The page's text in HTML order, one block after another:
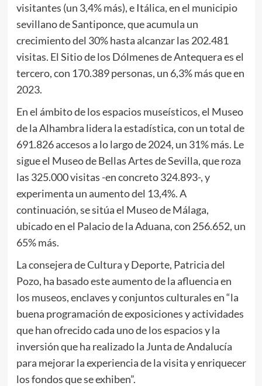
visitantes (un 3,4% más), e Itálica, en el municipio
sevillano de Santiponce, que acumula un
crecimiento del 30% hasta alcanzar las 202.481
visitas. El Sitio de los Dólmenes de Antequera es el
tercero, con 170.389 personas, un 6,3% más que en
2023.
En el ámbito de los espacios museísticos, el Museo
de la Alhambra lidera la estadística, con un total de
691.826 accesos a lo largo de 2024, un 31% más. Le
sigue el Museo de Bellas Artes de Sevilla, que roza
las 325.000 visitas -en concreto 324.893-, y
experimenta un aumento del 13,4%. A
continuación, se sitúa el Museo de Málaga,
ubicado en el Palacio de la Aduana, con 256.652, un
65% más.
La consejera de Cultura y Deporte, Patricia del
Pozo, ha basado este aumento de la afluencia en
los museos, enclaves y conjuntos culturales en “la
buena programación de exposiciones y actividades
que han ofrecido cada uno de los espacios y la
inversión que ha realizado la Junta de Andalucía
para mejorar la experiencia de la visita y enriquecer
los fondos que se exhiben”.